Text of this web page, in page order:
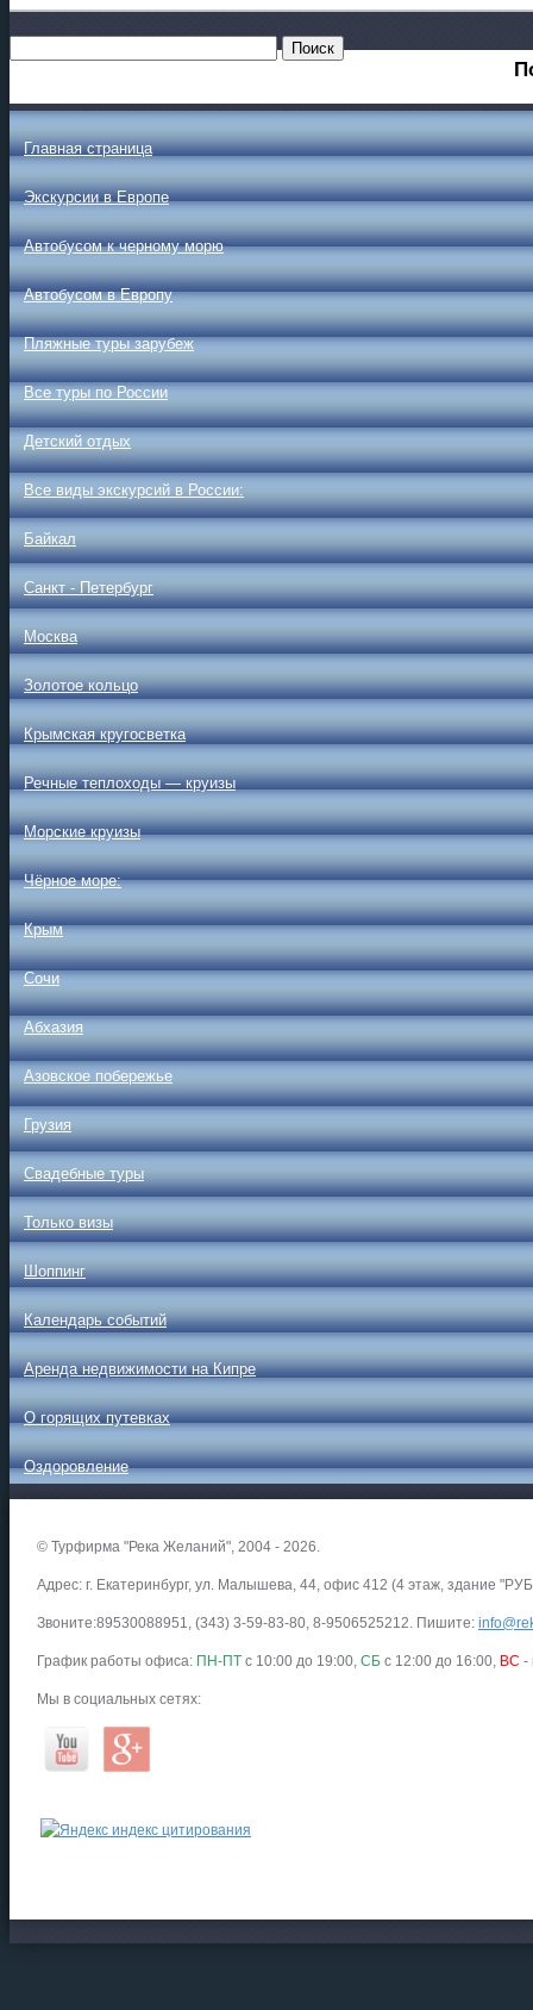
Главная страница
Экскурсии в Европе
Автобусом к черному морю
Автобусом в Европу
Пляжные туры зарубеж
Все туры по России
Детский отдых
Все виды экскурсий в России:
Байкал
Санкт - Петербург
Москва
Золотое кольцо
Крымская кругосветка
Речные теплоходы — круизы
Морские круизы
Чёрное море:
Крым
Сочи
Абхазия
Азовское побережье
Грузия
Свадебные туры
Только визы
Шоппинг
Календарь событий
Аренда недвижимости на Кипре
О горящих путевках
Оздоровление
© Турфирма "Река Желаний", 2004 - 2026.
Адрес: г. Екатеринбург, ул. Малышева, 44, офис 412 (4 этаж, здание
Звоните:89530088951, (343) 3-59-83-80, 8-9506525212. Пишите:
График работы офиса: ПН-ПТ с 10:00 до 19:00, СБ с 12:00 до 16:00, ВС -
Мы в социальных сетях: